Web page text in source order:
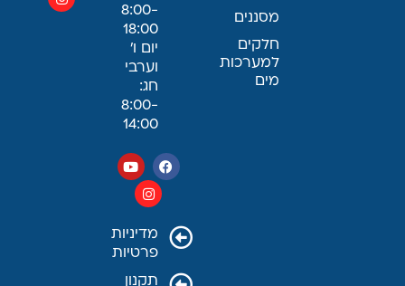
מסננים
חלקים
למערכות
מים
8:00-
18:00
יום ו׳
וערבי
חג:
8:00-
14:00
מדיניות
פרטיות
תקנון